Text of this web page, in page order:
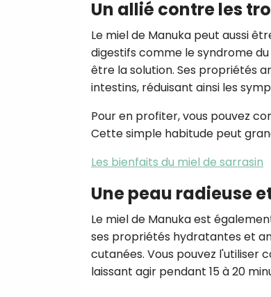
Un allié contre les
Le miel de Manuka peut aussi
digestifs comme le syndrome
être la solution. Ses propriétés
intestins, réduisant ainsi les
Pour en profiter, vous pouvez
Cette simple habitude peut
Les bienfaits du miel de sarrasin
Une peau radieuse
Le miel de Manuka est
ses propriétés hydratantes et
cutanées. Vous pouvez l'utiliser
laissant agir pendant 15 à 20